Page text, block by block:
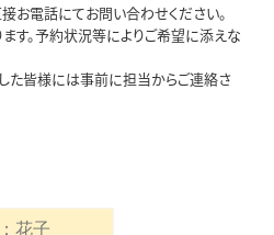
お電話にてお問い合わせください。
す。予約状況等によりご希望に添えな
た皆様には事前に担当からご連絡さ